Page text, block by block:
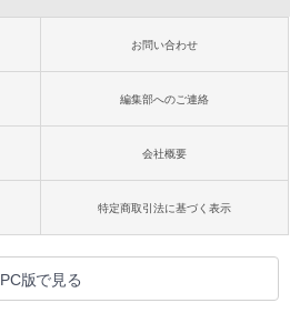
お問い合わせ
編集部へのご連絡
会社概要
特定商取引法に基づく表示
PC版で見る